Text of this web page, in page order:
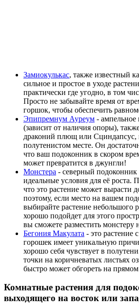
Замиокулькас, также известный
сильное и простое в уходе
практически где угодно, в том
Просто не забывайте время от
горшок, чтобы обеспечить
Эпипремнум Ауреум - ампельное
(зависит от наличия опоры),
драконий плющ или Сциндапсус,
полутенистом месте. Он
что ваш подоконник в скором
может превратится в джунгли!
Монстера - северный подоконник
идеальные условия для её роста.
что это растение может вырасти
поэтому, если место на вашем
выбирайте растение небольшого
хорошо подойдет для этого
вы сможете разместить монстеру
Бегония Макулата - это растение
горошек имеет уникальную
хорошо себя чувствует в
точки на коричневатых листьях
быстро может обгореть на
Комнатные растения для
выходящего на восток или